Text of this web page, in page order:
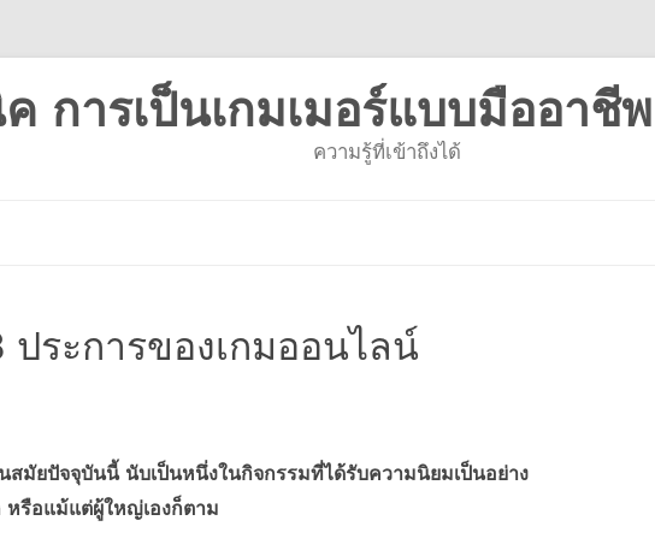
การเป็นเกมเมอร์แบบมืออาชี
ความรู้ที่เข้าถึงได้
ระการของเกมออนไลน์
มัยปัจจุบันนี้ นับเป็นหนึ่งในกิจกรรมที่ได้รับความนิยมเป็นอย่าง
หรือแม้แต่ผู้ใหญ่เองก็ตาม